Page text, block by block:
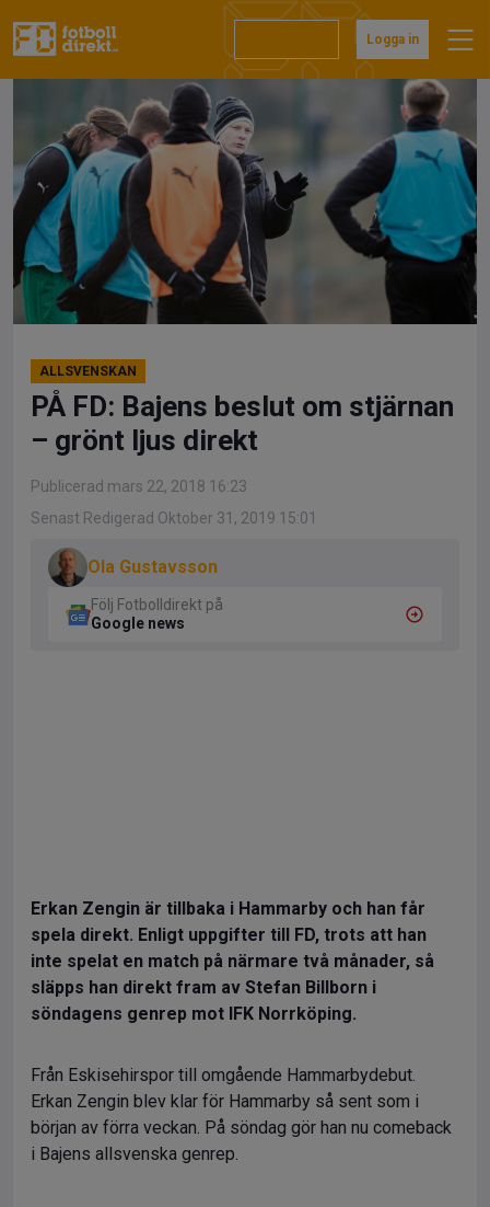
till
Logga in
ALLSVENSKAN
PÅ FD: Bajens beslut om stjärnan
– grönt ljus direkt
Publicerad mars 22, 2018 16:23
Senast Redigerad Oktober 31, 2019 15:01
Ola Gustavsson
Följ Fotbolldirekt på
Google news
Erkan Zengin är tillbaka i Hammarby och han får
spela direkt. Enligt uppgifter till FD, trots att han
inte spelat en match på närmare två månader, så
släpps han direkt fram av Stefan Billborn i
söndagens genrep mot IFK Norrköping.
Från Eskisehirspor till omgående Hammarbydebut.
Erkan Zengin blev klar för Hammarby så sent som i
början av förra veckan. På söndag gör han nu comeback
i Bajens allsvenska genrep.